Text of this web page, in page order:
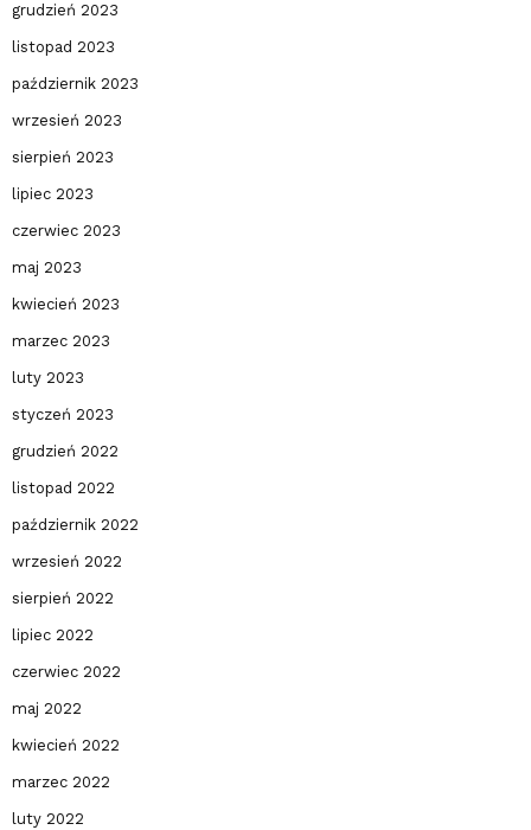
grudzień 2023
listopad 2023
październik 2023
wrzesień 2023
sierpień 2023
lipiec 2023
czerwiec 2023
maj 2023
kwiecień 2023
marzec 2023
luty 2023
styczeń 2023
grudzień 2022
listopad 2022
październik 2022
wrzesień 2022
sierpień 2022
lipiec 2022
czerwiec 2022
maj 2022
kwiecień 2022
marzec 2022
luty 2022